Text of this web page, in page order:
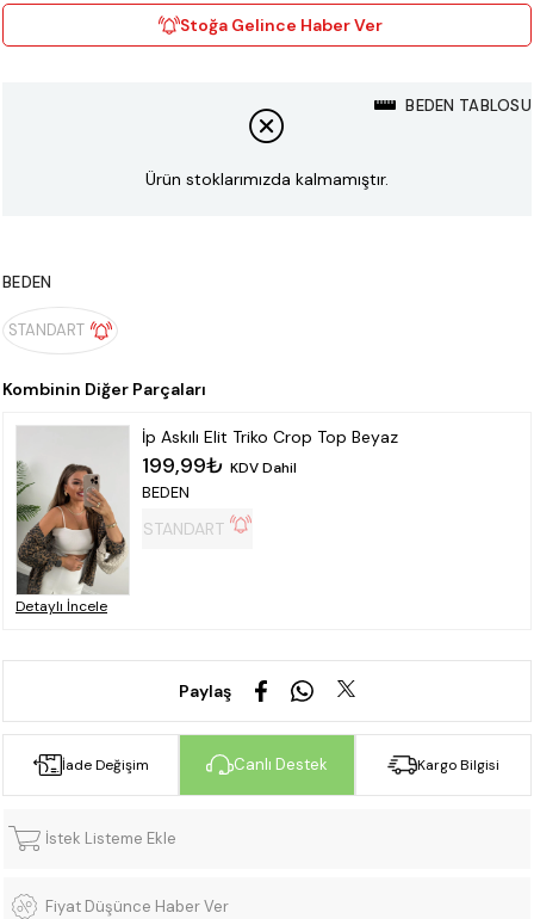
Stoğa Gelince Haber Ver
BEDEN TABLOSU
Ürün stoklarımızda kalmamıştır.
BEDEN
STANDART
Detaylı İncele
İp Askılı Elit Triko Crop Top Beyaz
199,99₺ KDV Dahil
BEDEN
STANDART
Paylaş
İade Değişim Canlı Destek Kargo Bilgisi
İstek Listeme Ekle
Fiyat Düşünce Haber Ver